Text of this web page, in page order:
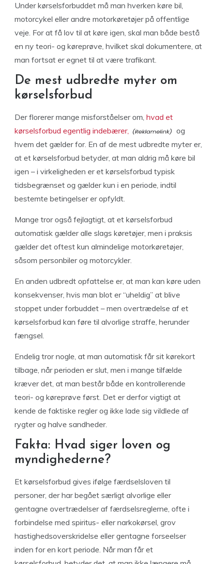
Under kørselsforbuddet må man hverken køre bil,
motorcykel eller andre motorkøretøjer på offentlige
veje. For at få lov til at køre igen, skal man både bestå
en ny teori- og køreprøve, hvilket skal dokumentere, at
man fortsat er egnet til at være trafikant.
De mest udbredte myter om
kørselsforbud
Der florerer mange misforståelser om, hvad et
kørselsforbud egentlig indebærer,
og
hvem det gælder for. En af de mest udbredte myter er,
at et kørselsforbud betyder, at man aldrig må køre bil
igen – i virkeligheden er et kørselsforbud typisk
tidsbegrænset og gælder kun i en periode, indtil
bestemte betingelser er opfyldt.
Mange tror også fejlagtigt, at et kørselsforbud
automatisk gælder alle slags køretøjer, men i praksis
gælder det oftest kun almindelige motorkøretøjer,
såsom personbiler og motorcykler.
En anden udbredt opfattelse er, at man kan køre uden
konsekvenser, hvis man blot er “uheldig” at blive
stoppet under forbuddet – men overtrædelse af et
kørselsforbud kan føre til alvorlige straffe, herunder
fængsel.
Endelig tror nogle, at man automatisk får sit kørekort
tilbage, når perioden er slut, men i mange tilfælde
kræver det, at man består både en kontrollerende
teori- og køreprøve først. Det er derfor vigtigt at
kende de faktiske regler og ikke lade sig vildlede af
rygter og halve sandheder.
Fakta: Hvad siger loven og
myndighederne?
Et kørselsforbud gives ifølge færdselsloven til
personer, der har begået særligt alvorlige eller
gentagne overtrædelser af færdselsreglerne, ofte i
forbindelse med spiritus- eller narkokørsel, grov
hastighedsoverskridelse eller gentagne forseelser
inden for en kort periode. Når man får et